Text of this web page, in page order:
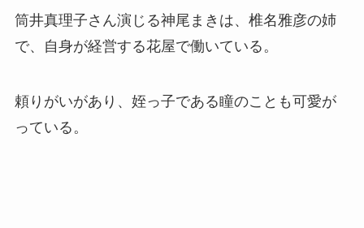
筒井真理子さん演じる神尾まきは、椎名雅彦の姉
で、自身が経営する花屋で働いている。
頼りがいがあり、姪っ子である瞳のことも可愛が
っている。